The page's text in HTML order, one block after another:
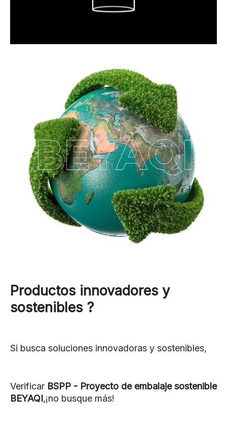
Productos innovadores y
sostenibles ?
Si busca soluciones innovadoras y sostenibles,
Verificar BSPP - Proyecto de embalaje sostenible
BEYAQI,¡no busque más!